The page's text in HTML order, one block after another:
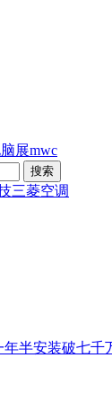
展mwc
三菱空调
半安装破七千